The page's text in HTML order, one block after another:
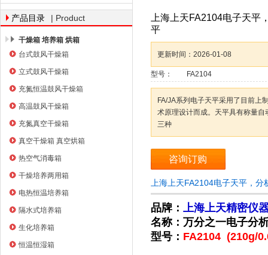
上海右一仪器有限公司
产品目录 | Product
干燥箱 培养箱 烘箱
台式鼓风干燥箱
立式鼓风干燥箱
充氮恒温鼓风干燥箱
高温鼓风干燥箱
充氮真空干燥箱
真空干燥箱 真空烘箱
热空气消毒箱
干燥培养两用箱
电热恒温培养箱
隔水式培养箱
生化培养箱
恒温恒湿箱
上海上天FA2104电子天平
平
更新时间： 2026-01-08
型号： FA2104
FA/JA系列电子天平采用了目前上
术原理设计而成。天平具有称量
三种
咨询订购
上海上天FA2104电子天平，
品牌： 上海上天精密仪
名称：万分之一电子分
型号： FA2104 (210g/